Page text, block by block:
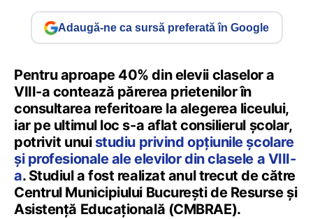
Adaugă-ne ca sursă preferată în Google
Pentru aproape 40% din elevii claselor a
VIII-a contează părerea prietenilor în
consultarea referitoare la alegerea liceului,
iar pe ultimul loc s-a aflat consilierul școlar,
potrivit unui studiu privind opțiunile școlare
și profesionale ale elevilor din clasele a VIII-
a. Studiul a fost realizat anul trecut de către
Centrul Municipiului București de Resurse și
Asistență Educațională (CMBRAE).